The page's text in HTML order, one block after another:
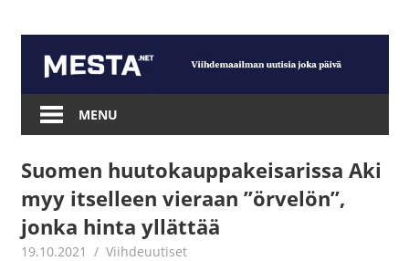
content
Mesta.net
MENU
Suomen huutokauppakeisarissa Aki
myy itselleen vieraan ”örvelön”,
jonka hinta yllättää
19.10.2021 Juha Kaunisto
Viihdeuutiset